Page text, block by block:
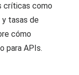
críticas como
tasas de
cómo
para APIs.